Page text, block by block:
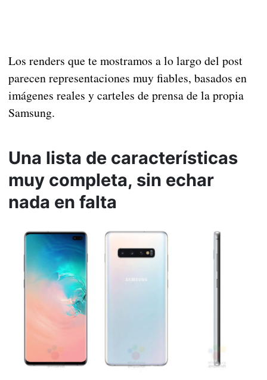
Los renders que te mostramos a lo largo del post
parecen representaciones muy fiables, basados en
imágenes reales y carteles de prensa de la propia
Samsung.
Una lista de características
muy completa, sin echar
nada en falta